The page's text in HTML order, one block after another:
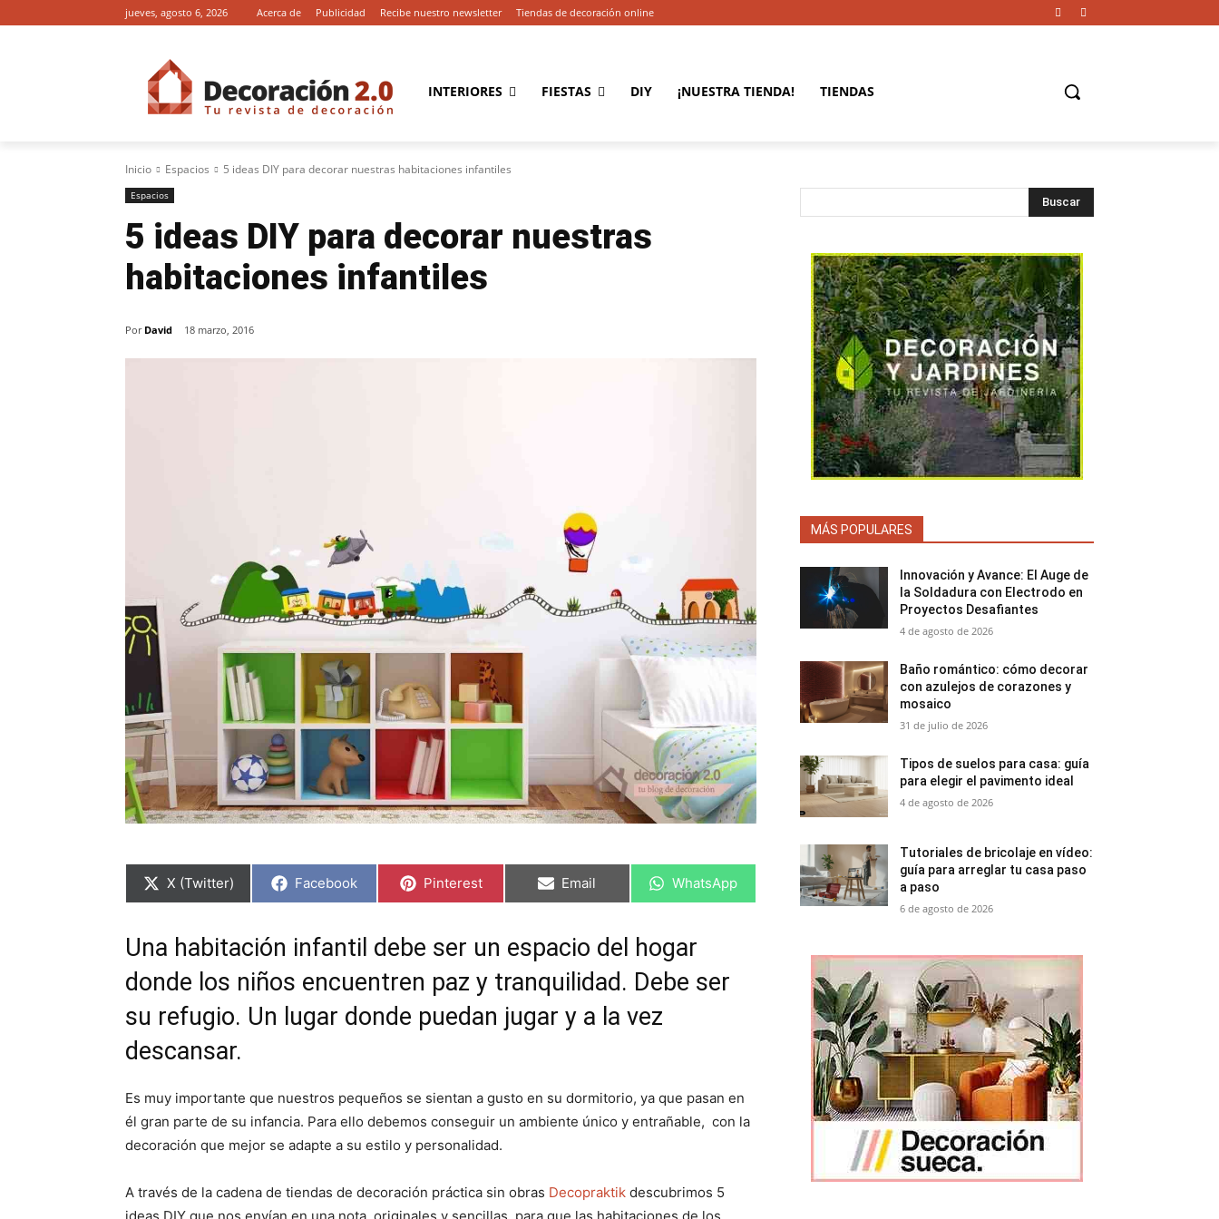
jueves, agosto 6, 2026 Acerca de Publicidad Recibe nuestro newsletter Tiendas de decoración online
INTERIORES FIESTAS DIY ¡NUESTRA TIENDA! TIENDAS
Inicio Espacios 5 ideas DIY para decorar nuestras habitaciones infantiles
Espacios
5 ideas DIY para decorar nuestras
habitaciones infantiles
Por David 18 marzo, 2016
C
r
i
r
n
X (Twitter) C
a
i
r
n
Facebook C
r
i
r
n
Pinterest C
r
i
r
n
Email C
r
t
i
r
WhatsApp
Una habitación infantil debe ser un espacio del hogar
donde los niños encuentren paz y tranquilidad. Debe ser
su refugio. Un lugar donde puedan jugar y a la vez
descansar.
Es muy importante que nuestros pequeños se sientan a gusto en su dormitorio, ya que pasan en
él gran parte de su infancia. Para ello debemos conseguir un ambiente único y entrañable, con la
decoración que mejor se adapte a su estilo y personalidad.
A través de la cadena de tiendas de decoración práctica sin obras Decopraktik descubrimos 5
Buscar
MÁS POPULARES
Innovación y Avance: El Auge de
la Soldadura con Electrodo en
Proyectos Desafiantes
4 de agosto de 2026
Baño romántico: cómo decorar
con azulejos de corazones y
mosaico
31 de julio de 2026
Tipos de suelos para casa: guía
para elegir el pavimento ideal
4 de agosto de 2026
Tutoriales de bricolaje en vídeo:
guía para arreglar tu casa paso
a paso
6 de agosto de 2026